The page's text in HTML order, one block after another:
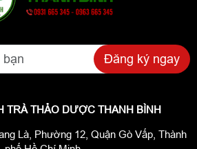
Đăng ký ngay
TRÀ THẢO DƯỢC THANH BÌNH
Là, Phường 12, Quận Gò Vấp, Thành